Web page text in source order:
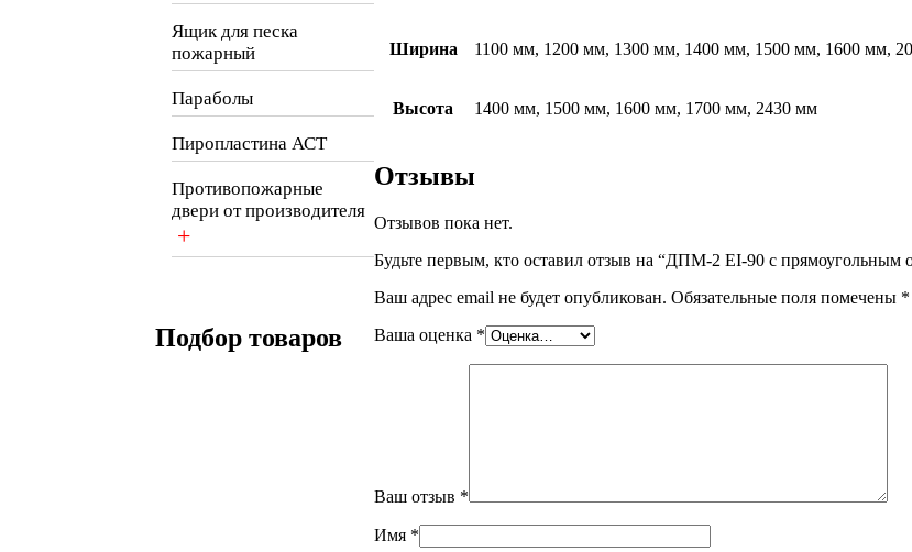
Ящик для песка
пожарный
Параболы
Пиропластина АСТ
Противопожарные
двери от производителя
+
Подбор товаров
Ширина 1100 мм, 1200 мм, 1300 мм, 1400 мм, 1500 мм, 1600 мм,
Высота 1400 мм, 1500 мм, 1600 мм, 1700 мм, 2430 мм
Отзывы
Отзывов пока нет.
Будьте первым, кто оставил отзыв на “ДПМ-2 EI-90 с прямоугольным
Ваш адрес email не будет опубликован. Обязательные поля помечены *
Ваша оценка *
Ваш отзыв *
Имя *